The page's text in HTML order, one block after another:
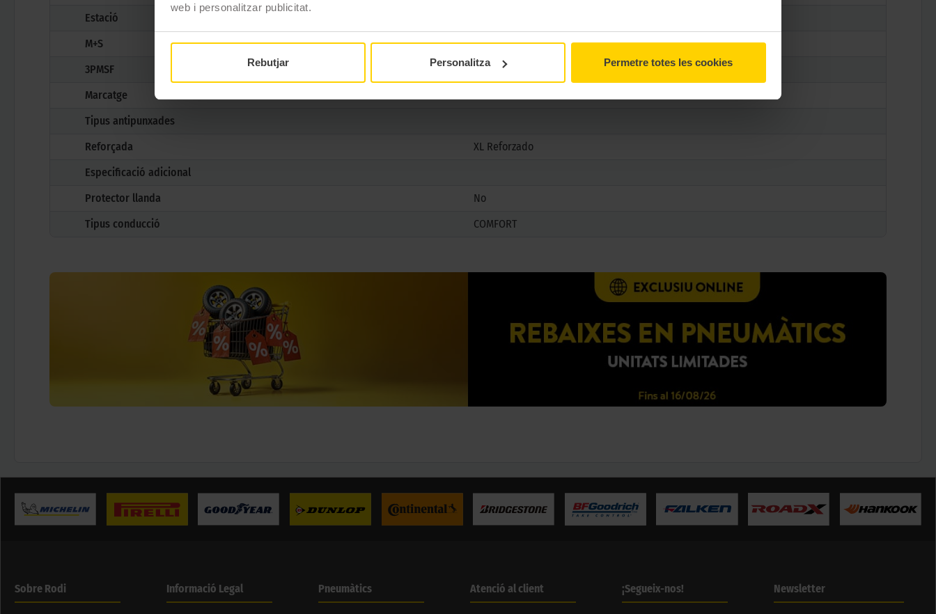
web i personalitzar publicitat.
Rebutjar Personalitza Permetre totes les cookies
Estació
M+S
Si
3PMSF
Si
Marcatge
Tipus antipunxades
Reforçada
XL Reforzado
Especificació adicional
Protector llanda
No
Tipus conducció
COMFORT
Sobre Rodi Informació Legal Pneumàtics Atenció al client ¡Segueix-nos! Newsletter